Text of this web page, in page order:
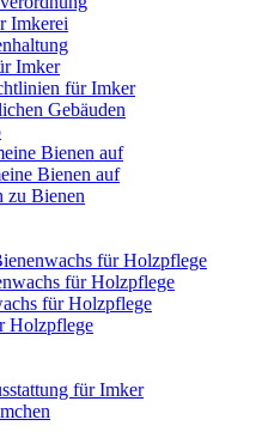
Imkerei
Imker
für Imker
Gebäuden
Bienen auf
Bienen auf
zu Bienen
für Holzpflege
für Holzpflege
für Holzpflege
Holzpflege
für Imker